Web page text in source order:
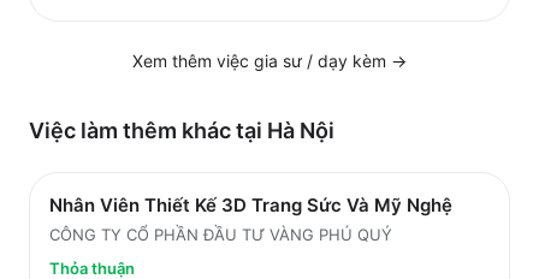
Xem thêm việc gia sư / dạy kèm →
Việc làm thêm khác tại Hà Nội
Nhân Viên Thiết Kế 3D Trang Sức Và Mỹ Nghệ
CÔNG TY CỔ PHẦN ĐẦU TƯ VÀNG PHÚ QUÝ
Thỏa thuận